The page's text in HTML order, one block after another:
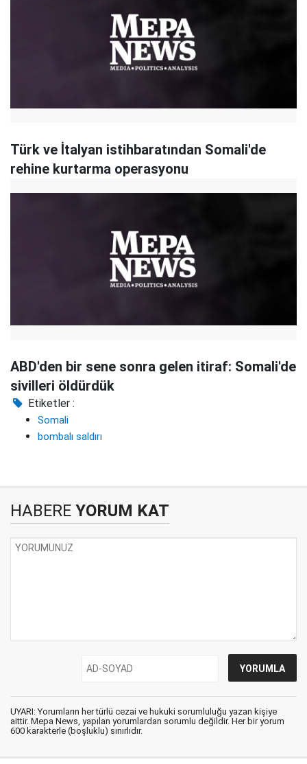
Türk ve İtalyan istihbaratından Somali'de
rehine kurtarma operasyonu
ABD'den bir sene sonra gelen itiraf: Somali'de
sivilleri öldürdük
Etiketler :
Somali
bombalı saldırı
HABERE YORUM KAT
UYARI: Yorumların her türlü cezai ve hukuki sorumluluğu yazan kişiye
aittir. Mepa News, yapılan yorumlardan sorumlu değildir. Her bir yorum
600 karakterle (boşluklu) sınırlıdır.